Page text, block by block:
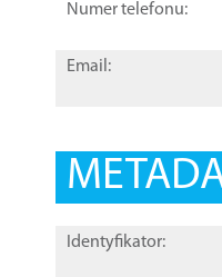
Numer telefonu:
Email:
Identyfikator: